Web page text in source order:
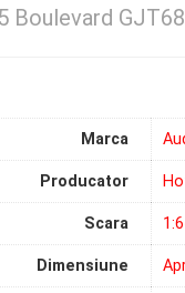
Boulevard
Marca
Producator
Scara
Dimensiune